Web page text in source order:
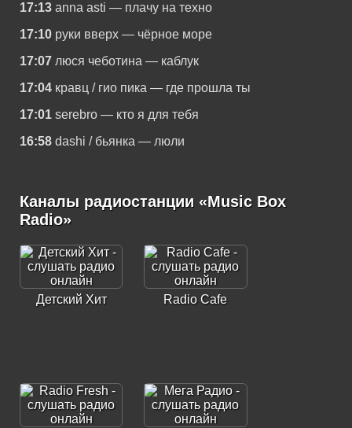
17:13 anna asti — плачу на техно
17:10 руки вверх — чёрное море
17:07 люся чеботина — каблук
17:04 кравц / гио пика — где прошла ты
17:01 serebro — кто я для тебя
16:58 dashi / бьянка — люли
Каналы радиостанции «Music Box
Radio»
Детский Хит Radio Cafe